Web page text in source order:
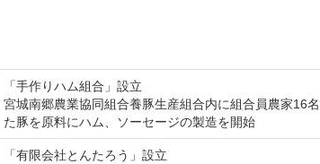
「手作りハム組合」設立
宮城南郷農業協同組合養豚生産組合内に組合員農家16
た豚を原料にハム、ソーセージの製造を開始
「有限会社とんたろう」設立